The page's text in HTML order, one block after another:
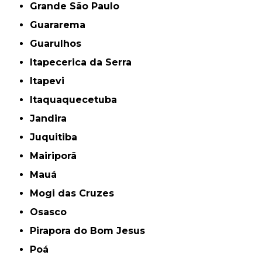
Grande São Paulo
Guararema
Guarulhos
Itapecerica da Serra
Itapevi
Itaquaquecetuba
Jandira
Juquitiba
Mairiporã
Mauá
Mogi das Cruzes
Osasco
Pirapora do Bom Jesus
Poá